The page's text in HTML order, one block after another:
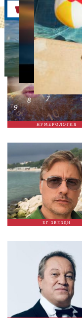
Оферти
НУМЕРОЛОГИЯ
БГ ЗВЕЗДИ